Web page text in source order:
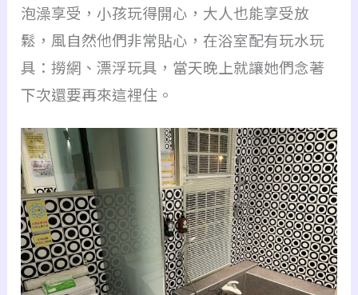
泡澡享受，小孩玩得開心，大人也能享受放
鬆，風自然他們非常貼心，在浴室配有玩水玩
具：撈網、漂浮玩具，當天晚上就讓她們念著
下次還要再來這裡住。